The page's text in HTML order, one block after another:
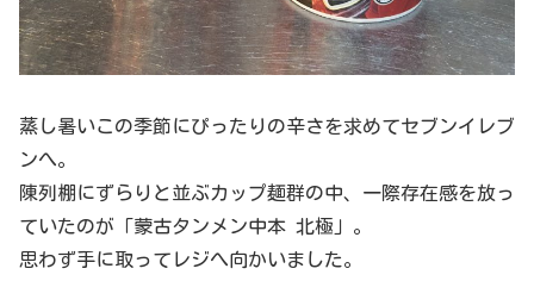
蒸し暑いこの季節にぴったりの辛さを求めてセブンイレブ
ンへ。
陳列棚にずらりと並ぶカップ麺群の中、一際存在感を放っ
ていたのが「蒙古タンメン中本 北極」。
思わず手に取ってレジへ向かいました。